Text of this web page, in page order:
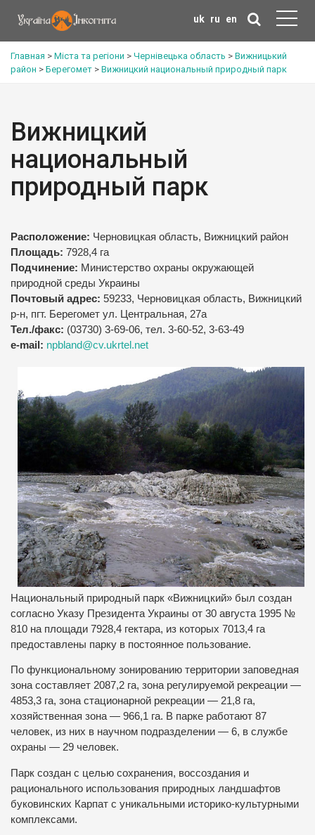
uk ru en
Главная > Міста та регіони > Чернівецька область > Вижницький
район > Берегомет > Вижницкий национальный природный парк
Вижницкий
национальный
природный парк
Расположение: Черновицкая область, Вижницкий район
Площадь: 7928,4 га
Подчинение: Министерство охраны окружающей
природной среды Украины
Почтовый адрес: 59233, Черновицкая область, Вижницкий
р-н, пгт. Берегомет ул. Центральная, 27а
Тел./факс: (03730) 3-69-06, тел. 3-60-52, 3-63-49
e-mail: npbland@cv.ukrtel.net
Национальный природный парк «Вижницкий» был создан
согласно Указу Президента Украины от 30 августа 1995 №
810 на площади 7928,4 гектара, из которых 7013,4 га
предоставлены парку в постоянное пользование.
По функциональному зонированию территории заповедная
зона составляет 2087,2 га, зона регулируемой рекреации —
4853,3 га, зона стационарной рекреации — 21,8 га,
хозяйственная зона — 966,1 га. В парке работают 87
человек, из них в научном подразделении — 6, в службе
охраны — 29 человек.
Парк создан с целью сохранения, воссоздания и
рационального использования природных ландшафтов
буковинских Карпат с уникальными историко-культурными
комплексами.